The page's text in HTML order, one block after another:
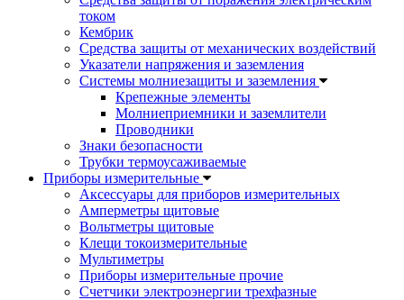
током
Кембрик
Средства защиты от механических воздействий
Указатели напряжения и заземления
Системы молниезащиты и заземления
Крепежные элементы
Молниеприемники и заземлители
Проводники
Знаки безопасности
Трубки термоусаживаемые
Приборы измерительные
Аксессуары для приборов измерительных
Амперметры щитовые
Вольтметры щитовые
Клещи токоизмерительные
Мультиметры
Приборы измерительные прочие
Счетчики электроэнергии трехфазные